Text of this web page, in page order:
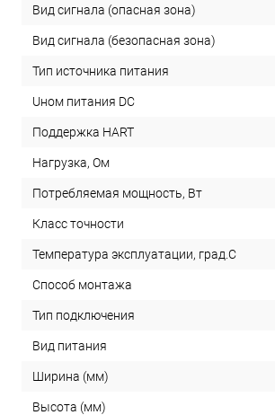
Вид сигнала (опасная зона)
Вид сигнала (безопасная зона)
Тип источника питания
Uном питания DC
Поддержка HART
Нагрузка, Ом
Потребляемая мощность, Вт
Класс точности
Температура эксплуатации, град.С
Способ монтажа
Тип подключения
Вид питания
Ширина (мм)
Высота (мм)